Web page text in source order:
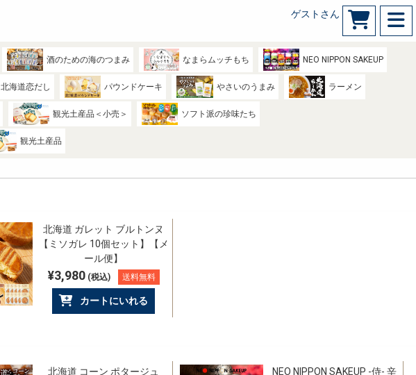
ゲストさん
酒のための海のつまみ なまらムッチもち NEO NIPPON SAKEUP
北海道恋だし パウンドケーキ やさいのうまみ ラーメン
観光土産品＜小売＞ ソフト派の珍味たち
観光土産品
北海道 ガレット ブルトンヌ
【ミソガレ 10個セット】【メ
ール便】
¥3,980(税込) 送料無料
カートにいれる
北海道 コーン ポタージュ
NEO NIPPON SAKEUP -侍- 辛